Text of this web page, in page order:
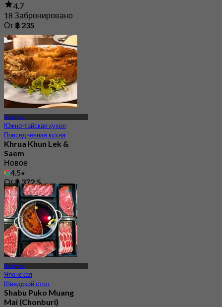
4.7
18 Забронировано
От ฿ 235
Чонбури
Южно-тайская кухня
Повседневная кухня
Khrua Khun Lek &
Saem
Новое
4.5
От฿ 372.5
Чонбури
Японская
Шведский стол
Shabu Puko Muang
Mai (Chonburi)